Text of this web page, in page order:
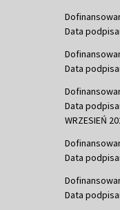
Data
Data
Data
WRZESIEŃ
Data
Data